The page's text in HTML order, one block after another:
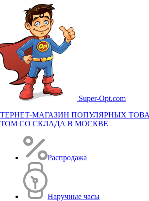
Super-Opt.com
МАГАЗИН ПОПУЛЯРНЫХ
СО СКЛАДА В МОСКВЕ
Распродажа
Наручные часы